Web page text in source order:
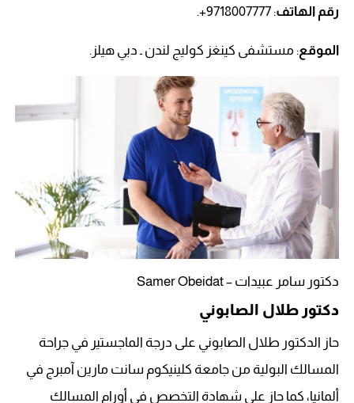
رقم الهاتف: 9718007777+.
الموقع: مستشفى كينغز كوليج لندن ـ دبي هيلز.
دكتور سامر عبيدات – Samer Obeidat
دكتور طلال الصابوني
حاز الدكتور طلال الصابوني على درجة الماجستير في جراحة
المسالك البولية من جامعة كلينيكوم سانت مارين آمبرج في
ألمانيا، كما حاز على شهادة التخصص في أورام المسالك